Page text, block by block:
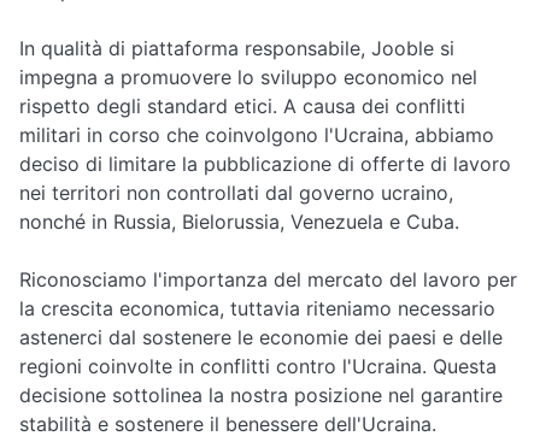
In qualità di piattaforma responsabile, Jooble si
impegna a promuovere lo sviluppo economico nel
rispetto degli standard etici. A causa dei conflitti
militari in corso che coinvolgono l'Ucraina, abbiamo
deciso di limitare la pubblicazione di offerte di lavoro
nei territori non controllati dal governo ucraino,
nonché in Russia, Bielorussia, Venezuela e Cuba.
Riconosciamo l'importanza del mercato del lavoro per
la crescita economica, tuttavia riteniamo necessario
astenerci dal sostenere le economie dei paesi e delle
regioni coinvolte in conflitti contro l'Ucraina. Questa
decisione sottolinea la nostra posizione nel garantire
stabilità e sostenere il benessere dell'Ucraina.